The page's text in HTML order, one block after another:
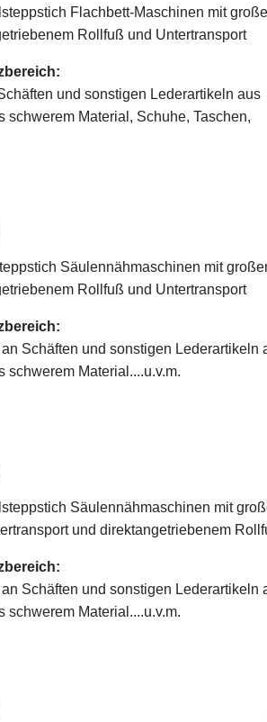
Flachbett-Maschinen mit
Rollfuß und Untertransport
und sonstigen Lederartikeln aus
schwerem Material, Schuhe, Taschen,
Säulennähmaschinen mit
Rollfuß und Untertransport
Schäften und sonstigen Lederartikeln
schwerem Material....u.v.m.
Säulennähmaschinen mit
und direktangetriebenem
Schäften und sonstigen Lederartikeln
schwerem Material....u.v.m.